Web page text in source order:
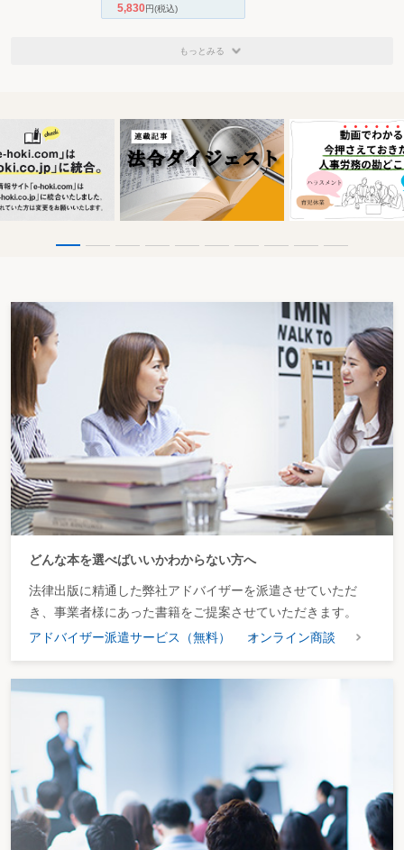
5,830円(税込)
もっとみる
どんな本を選べばいいかわからない方へ
法律出版に精通した弊社アドバイザーを派遣させていただ
き、事業者様にあった書籍をご提案させていただきます。
アドバイザー派遣サービス（無料）
オンライン商談